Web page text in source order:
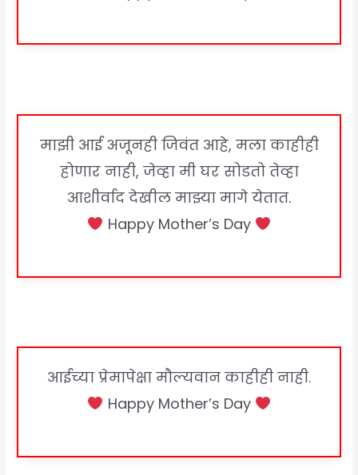
माझी आई अजूनही जिवंत आहे, मला काहीही
होणार नाही, जेव्हा मी घर सोडतो तेव्हा
आशीर्वाद देखील माझ्या मागे येतात.
Happy Mother’s Day
आईच्या प्रेमापेक्षा मौल्यवान काहीही नाही.
Happy Mother’s Day